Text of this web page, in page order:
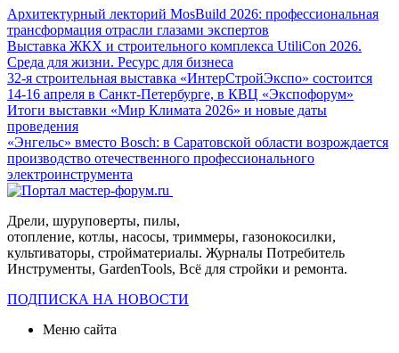
Архитектурный лекторий MosBuild 2026: профессиональная
трансформация отрасли глазами экспертов
Выставка ЖКХ и строительного комплекса UtiliCon 2026.
Среда для жизни. Ресурс для бизнеса
32-я строительная выставка «ИнтерСтройЭкспо» состоится
14-16 апреля в Санкт-Петербурге, в КВЦ «Экспофорум»
Итоги выставки «Мир Климата 2026» и новые даты
проведения
«Энгельс» вместо Bosch: в Саратовской области возрождается
производство отечественного профессионального
электроинструмента
Дрели, шуруповерты, пилы,
отопление, котлы, насосы, триммеры, газонокосилки,
культиваторы, стройматериалы. Журналы Потребитель
Инструменты, GardenTools, Всё для стройки и ремонта.
ПОДПИСКА НА НОВОСТИ
Меню сайта